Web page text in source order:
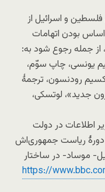
فلسطین و اسرائیل از
بودن اتهامات
از جمله رجوع شود به:
یونسی، چاپ سوّم،
رودنسون، ترجمۀ
جدید»، لوتسکی،
اطلاعات در دولت
ریاست جمهوری‌اش
موساد- در ساختار
https://